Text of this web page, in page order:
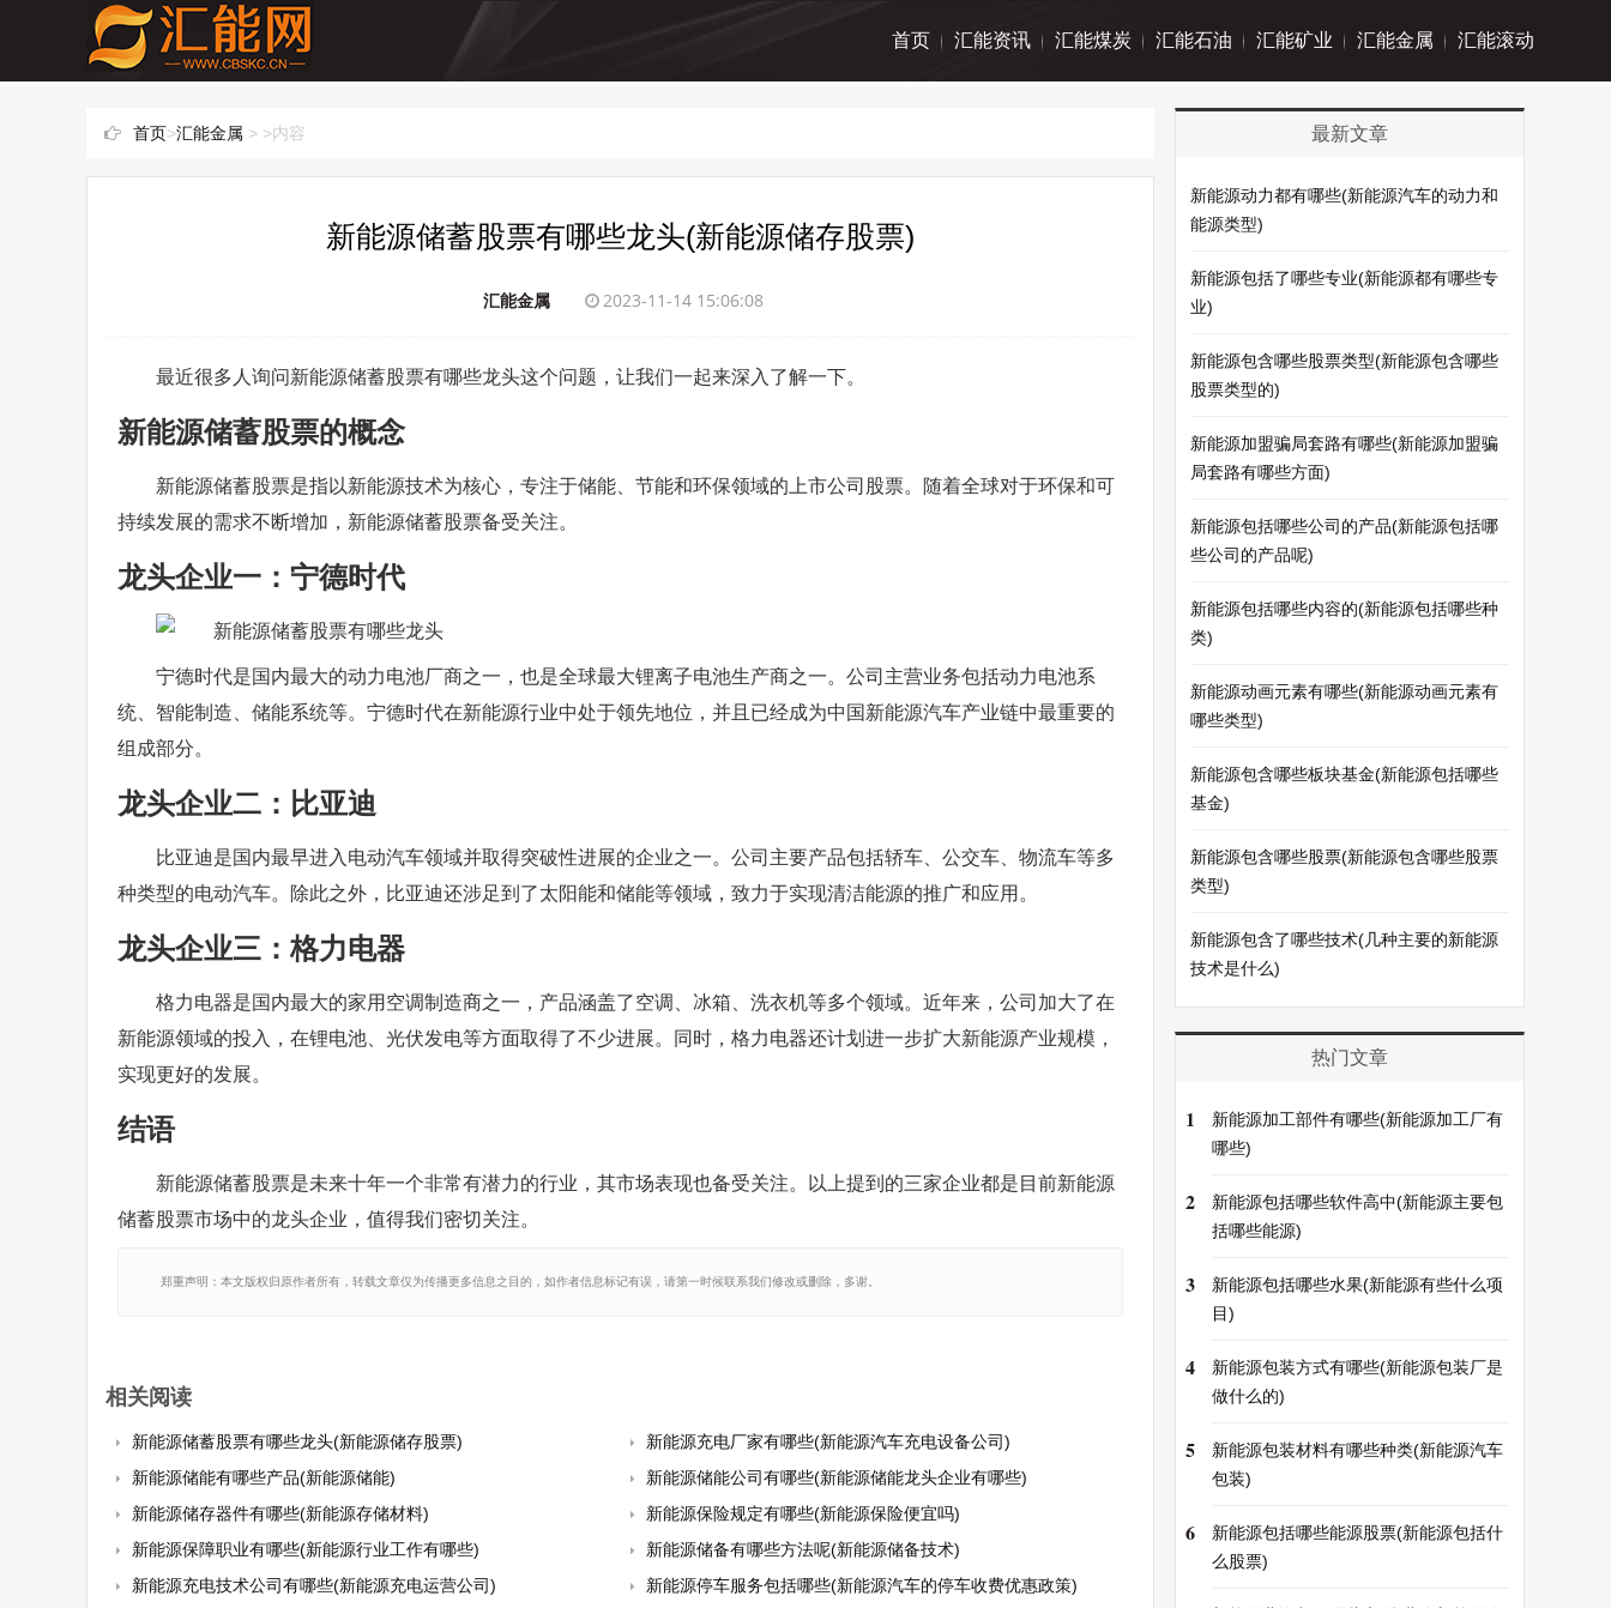
首页 汇能资讯 汇能煤炭 汇能石油 汇能矿业 汇能金属 汇能滚动
首页>汇能金属 > >内容
新能源储蓄股票有哪些龙头(新能源储存股票)
汇能金属 2023-11-14 15:06:08
最近很多人询问新能源储蓄股票有哪些龙头这个问题，让我们一起来深入了解一下。
新能源储蓄股票的概念
新能源储蓄股票是指以新能源技术为核心，专注于储能、节能和环保领域的上市公司股票。随着全球对于环保和可
持续发展的需求不断增加，新能源储蓄股票备受关注。
龙头企业一：宁德时代
宁德时代是国内最大的动力电池厂商之一，也是全球最大锂离子电池生产商之一。公司主营业务包括动力电池系
统、智能制造、储能系统等。宁德时代在新能源行业中处于领先地位，并且已经成为中国新能源汽车产业链中最重要的
组成部分。
龙头企业二：比亚迪
比亚迪是国内最早进入电动汽车领域并取得突破性进展的企业之一。公司主要产品包括轿车、公交车、物流车等多
种类型的电动汽车。除此之外，比亚迪还涉足到了太阳能和储能等领域，致力于实现清洁能源的推广和应用。
龙头企业三：格力电器
格力电器是国内最大的家用空调制造商之一，产品涵盖了空调、冰箱、洗衣机等多个领域。近年来，公司加大了在
新能源领域的投入，在锂电池、光伏发电等方面取得了不少进展。同时，格力电器还计划进一步扩大新能源产业规模，
实现更好的发展。
结语
新能源储蓄股票是未来十年一个非常有潜力的行业，其市场表现也备受关注。以上提到的三家企业都是目前新能源
储蓄股票市场中的龙头企业，值得我们密切关注。
郑重声明：本文版权归原作者所有，转载文章仅为传播更多信息之目的，如作者信息标记有误，请第一时候联系我们修改或删除，多谢。
相关阅读
新能源储蓄股票有哪些龙头(新能源储存股票)
新能源充电厂家有哪些(新能源汽车充电设备公司)
新能源储能有哪些产品(新能源储能)
新能源储能公司有哪些(新能源储能龙头企业有哪些)
新能源储存器件有哪些(新能源存储材料)
新能源保险规定有哪些(新能源保险便宜吗)
新能源保障职业有哪些(新能源行业工作有哪些)
新能源储备有哪些方法呢(新能源储备技术)
新能源充电技术公司有哪些(新能源充电运营公司)
新能源停车服务包括哪些(新能源汽车的停车收费优惠政策)
最新文章
新能源动力都有哪些(新能源汽车的动力和
能源类型)
新能源包括了哪些专业(新能源都有哪些专
业)
新能源包含哪些股票类型(新能源包含哪些
股票类型的)
新能源加盟骗局套路有哪些(新能源加盟骗
局套路有哪些方面)
新能源包括哪些公司的产品(新能源包括哪
些公司的产品呢)
新能源包括哪些内容的(新能源包括哪些种
类)
新能源动画元素有哪些(新能源动画元素有
哪些类型)
新能源包含哪些板块基金(新能源包括哪些
基金)
新能源包含哪些股票(新能源包含哪些股票
类型)
新能源包含了哪些技术(几种主要的新能源
技术是什么)
热门文章
1
新能源加工部件有哪些(新能源加工厂有
哪些)
2
新能源包括哪些软件高中(新能源主要包
括哪些能源)
3
新能源包括哪些水果(新能源有些什么项
目)
4
新能源包装方式有哪些(新能源包装厂是
做什么的)
5
新能源包装材料有哪些种类(新能源汽车
包装)
6
新能源包括哪些能源股票(新能源包括什
么股票)